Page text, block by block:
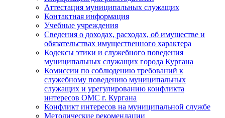
Аттестация муниципальных служащих
Контактная информация
Учебные учреждения
Сведения о доходах, расходах, об имуществе и
обязательствах имущественного характера
Кодексы этики и служебного поведения
муниципальных служащих города Кургана
Комиссии по соблюдению требований к
служебному поведению муниципальных
служащих и урегулированию конфликта
интересов ОМС г. Кургана
Конфликт интересов на муниципальной службе
Методические рекомендации